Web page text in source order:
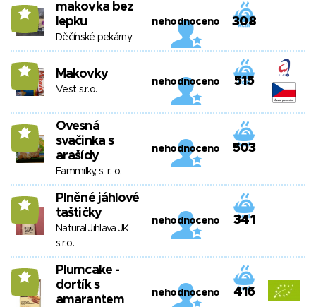
11
makovka bez
lepku
Děčínské pekárny
nehodnoceno 308
11 Makovky
Vest s.r.o.
nehodnoceno 515
11
Ovesná
svačinka s
arašídy
Fammilky, s. r. o.
nehodnoceno 503
11
Plněné jáhlové
taštičky
Natural Jihlava JK
s.r.o.
nehodnoceno 341
11
Plumcake -
dortík s
amarantem
nehodnoceno 416